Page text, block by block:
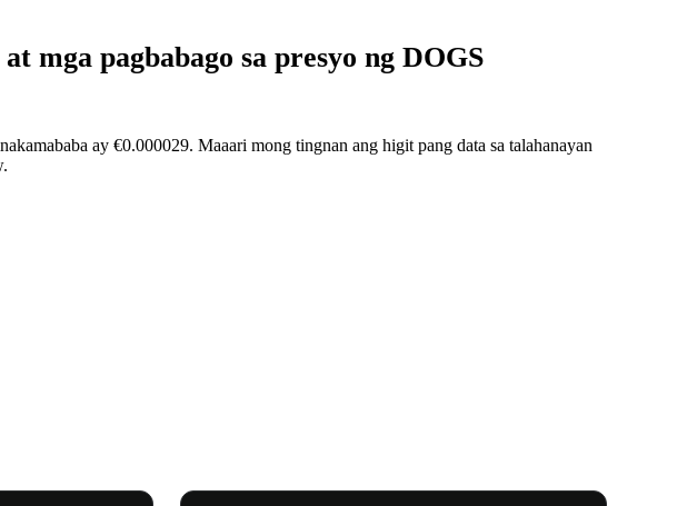
mga pagbabago sa presyo ng DOGS
ay €0.000029. Maaari mong tingnan ang higit pang data sa talahanayan